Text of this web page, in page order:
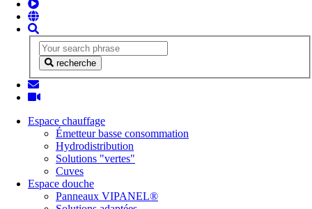
recherche
Espace chauffage
Émetteur basse consommation
Hydrodistribution
Solutions "vertes"
Cuves
Espace douche
Panneaux VIPANEL®